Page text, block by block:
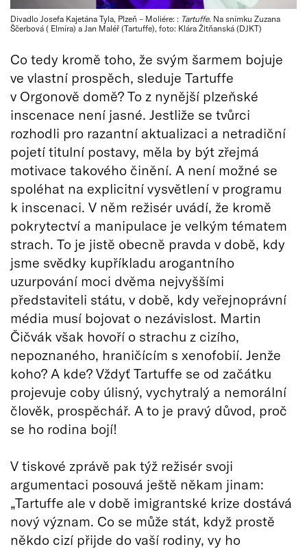
Divadlo Josefa Kajetána Tyla, Plzeň – Moliére: : Tartuffe. Na snímku Zuzana
Ščerbová ( Elmíra) a Jan Maléř (Tartuffe), foto: Klára Žitňanská (DJKT)
Co tedy kromě toho, že svým šarmem bojuje
ve vlastní prospěch, sleduje Tartuffe
v Orgonově domě? To z nynější plzeňské
inscenace není jasné. Jestliže se tvůrci
rozhodli pro razantní aktualizaci a netradiční
pojetí titulní postavy, měla by být zřejmá
motivace takového činění. A není možné se
spoléhat na explicitní vysvětlení v programu
k inscenaci. V něm režisér uvádí, že kromě
pokrytectví a manipulace je velkým tématem
strach. To je jistě obecně pravda v době, kdy
jsme svědky kupříkladu arogantního
uzurpování moci dvěma nejvyššími
představiteli státu, v době, kdy veřejnoprávní
média musí bojovat o nezávislost. Martin
Čičvák však hovoří o strachu z cizího,
nepoznaného, hraničícím s xenofobií. Jenže
koho? A kde? Vždyť Tartuffe se od začátku
projevuje coby úlisný, vychytralý a nemorální
člověk, prospěchář. A to je pravý důvod, proč
se ho rodina bojí!
V tiskové zprávě pak týž režisér svoji
argumentaci posouvá ještě někam jinam:
„Tartuffe ale v době imigrantské krize dostává
nový význam. Co se může stát, když prostě
někdo cizí přijde do vaší rodiny, vy ho